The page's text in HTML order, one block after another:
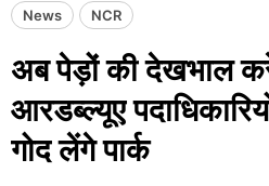
News NCR
अब पेड़ों की देखभाल
आरडब्ल्यूए
गोद लेंगे पार्क